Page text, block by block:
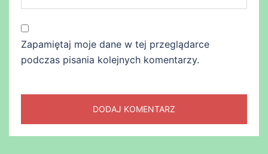
Zapamiętaj moje dane w tej przeglądarce
podczas pisania kolejnych komentarzy.